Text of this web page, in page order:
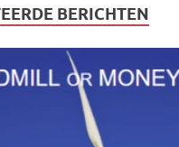
BERICHTEN